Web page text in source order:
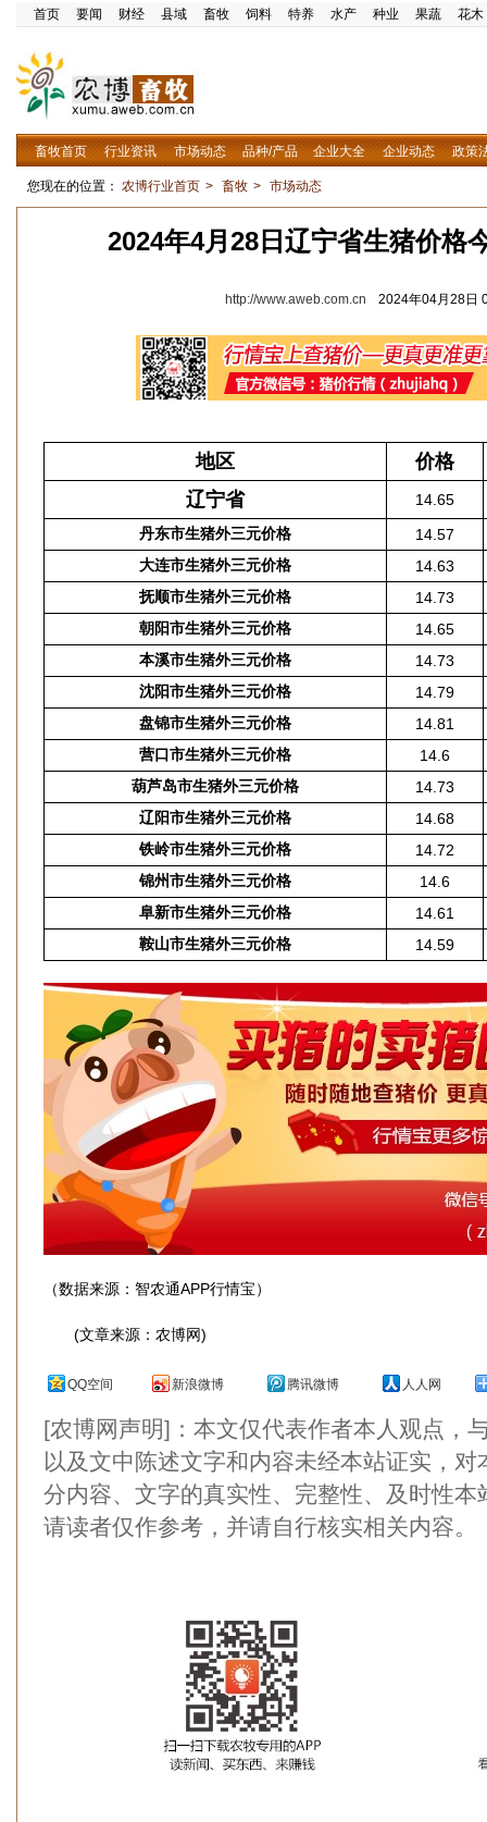
首页 要闻 财经 县域 畜牧 饲料 特养 水产 种业 果蔬 花木
畜牧首页 行业资讯 市场动态 品种/产品 企业大全 企业动态 政策
您现在的位置： 农博行业首页 > 畜牧 > 市场动态
2024年4月28日辽宁省生猪价格
http://www.aweb.com.cn 2024年04月28日
地区
价格
辽宁省
14.65
丹东市生猪外三元价格
14.57
大连市生猪外三元价格
14.63
抚顺市生猪外三元价格
14.73
朝阳市生猪外三元价格
14.65
本溪市生猪外三元价格
14.73
沈阳市生猪外三元价格
14.79
盘锦市生猪外三元价格
14.81
营口市生猪外三元价格
14.6
葫芦岛市生猪外三元价格
14.73
辽阳市生猪外三元价格
14.68
铁岭市生猪外三元价格
14.72
锦州市生猪外三元价格
14.6
阜新市生猪外三元价格
14.61
鞍山市生猪外三元价格
14.59
（数据来源：智农通APP行情宝）
(文章来源：农博网)
QQ空间 新浪微博 腾讯微博 人人网
[农博网声明]：本文仅代表作者本人观点，
以及文中陈述文字和内容未经本站证实，
分内容、文字的真实性、完整性、及时性
请读者仅作参考，并请自行核实相关内容。